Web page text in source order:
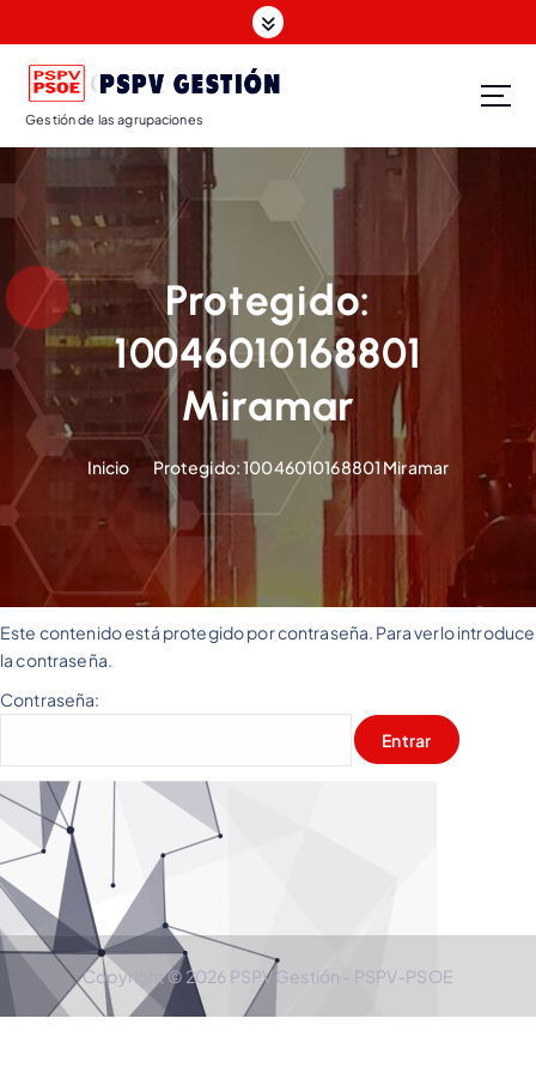
Gestión de las agrupaciones
Protegido:
10046010168801
Miramar
Inicio Protegido: 10046010168801 Miramar
Este contenido está protegido por contraseña. Para verlo introduce
la contraseña.
Contraseña:
Copyright © 2026 PSPV Gestión - PSPV-PSOE